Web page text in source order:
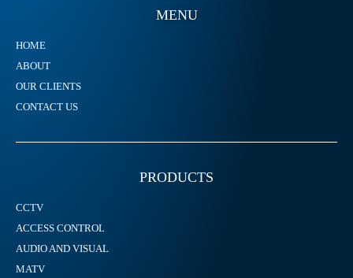
MENU
HOME
ABOUT
OUR CLIENTS
CONTACT US
PRODUCTS
CCTV
ACCESS CONTROL
AUDIO AND VISUAL
MATV